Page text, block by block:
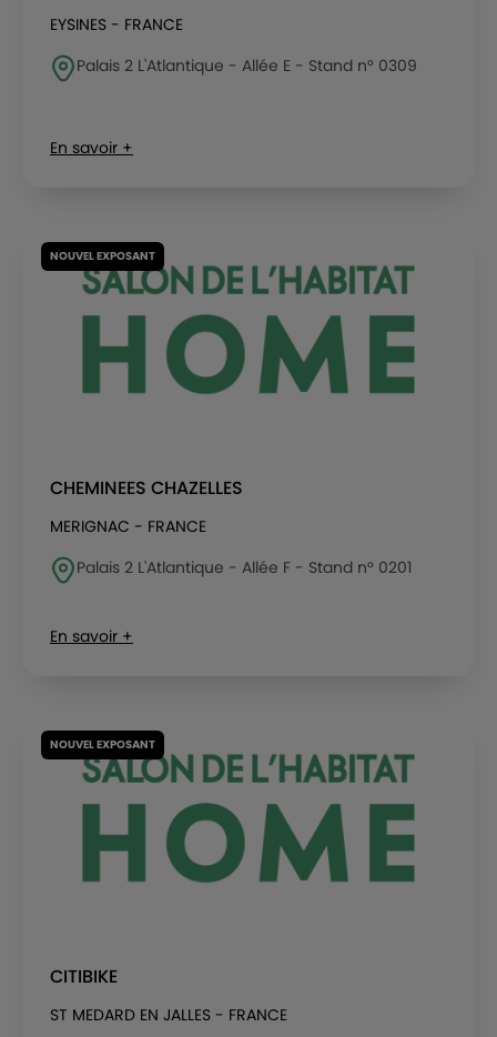
EYSINES - FRANCE
Palais 2 L'Atlantique - Allée E - Stand n° 0309
En savoir +
NOUVEL EXPOSANT
CHEMINEES CHAZELLES
MERIGNAC - FRANCE
Palais 2 L'Atlantique - Allée F - Stand n° 0201
En savoir +
NOUVEL EXPOSANT
CITIBIKE
ST MEDARD EN JALLES - FRANCE